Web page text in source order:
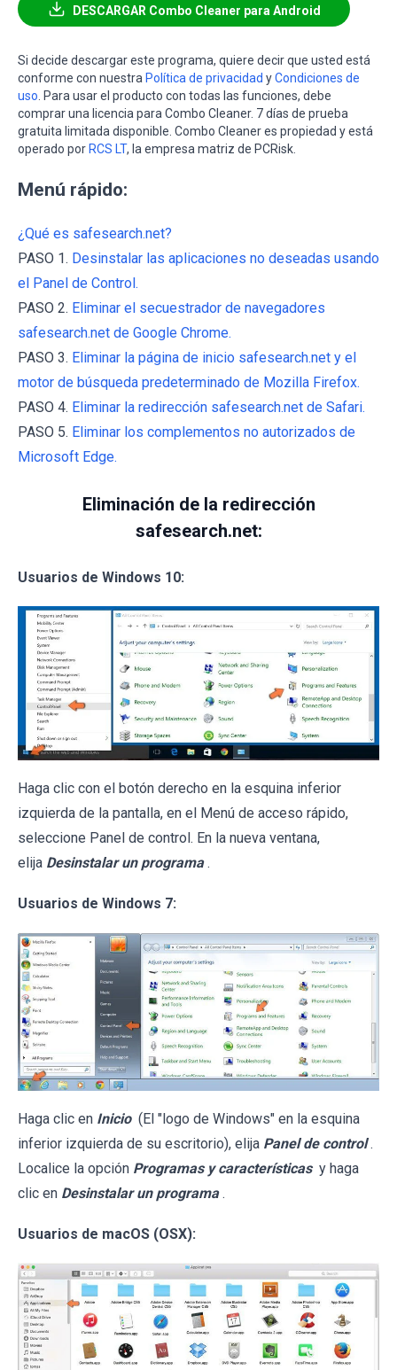
DESCARGAR Combo Cleaner para Android
Si decide descargar este programa, quiere decir que usted está
conforme con nuestra Política de privacidad yCondiciones de
uso . Para usar el producto con todas las funciones, debe
comprar una licencia para Combo Cleaner. 7 días de prueba
gratuita limitada disponible. Combo Cleaner es propiedad y está
operado por RCS LT, la empresa matriz de PCRisk.
Menú rápido:
¿Qué es safesearch.net?
PASO 1. Desinstalar las aplicaciones no deseadas usando
el Panel de Control.
PASO 2. Eliminar el secuestrador de navegadores
safesearch.net de Google Chrome.
PASO 3. Eliminar la página de inicio safesearch.net y el
motor de búsqueda predeterminado de Mozilla Firefox.
PASO 4. Eliminar la redirección safesearch.net de Safari.
PASO 5. Eliminar los complementos no autorizados de
Microsoft Edge.
Eliminación de la redirección
safesearch.net:
Usuarios de Windows 10:
Haga clic con el botón derecho en la esquina inferior
izquierda de la pantalla, en el Menú de acceso rápido,
seleccione Panel de control. En la nueva ventana,
elija Desinstalar un programa .
Usuarios de Windows 7:
Haga clic en Inicio (El "logo de Windows" en la esquina
inferior izquierda de su escritorio), elija Panel de control .
Localice la opción Programas y características y haga
clic en Desinstalar un programa .
Usuarios de macOS (OSX):